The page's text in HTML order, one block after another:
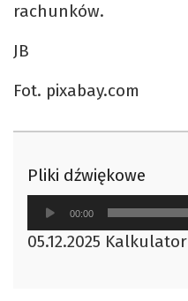
rachunków.
JB
Fot. pixabay.com
Pliki dźwiękowe
Odtwarzacz
plików
dźwiękowych
00:00
05.12.2025 Kalkulator